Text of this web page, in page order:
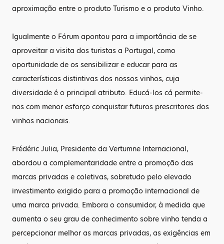
aproximação entre o produto Turismo e o produto Vinho.
Igualmente o Fórum apontou para a importância de se
aproveitar a visita dos turistas a Portugal, como
oportunidade de os sensibilizar e educar para as
características distintivas dos nossos vinhos, cuja
diversidade é o principal atributo. Educá-los cá permite-
nos com menor esforço conquistar futuros prescritores dos
vinhos nacionais.
Frédéric Julia, Presidente da Vertumne Internacional,
abordou a complementaridade entre a promoção das
marcas privadas e coletivas, sobretudo pelo elevado
investimento exigido para a promoção internacional de
uma marca privada. Embora o consumidor, à medida que
aumenta o seu grau de conhecimento sobre vinho tenda a
percepcionar melhor as marcas privadas, as exigências em